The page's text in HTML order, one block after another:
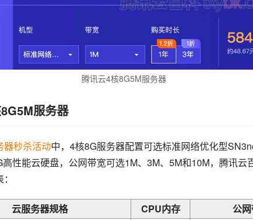
腾讯云4核8G5M服务器
服务器
器秒杀活动中，4核8G服务器配置可选标准网络优化型
高性能云硬盘，公网带宽可选1M、3M、5M和10M，腾讯
云服务器规格 CPU内存 公